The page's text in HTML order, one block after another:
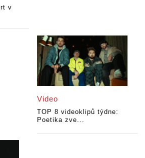
v
Video
TOP 8 videoklipů týdne:
Poetika zve...